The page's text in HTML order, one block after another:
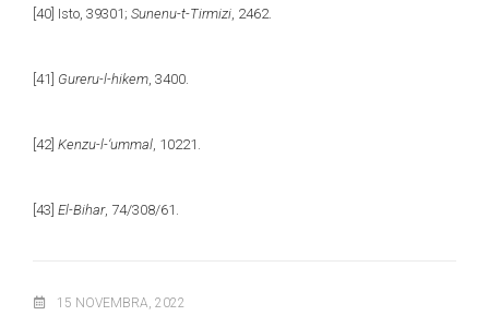
[40] Isto, 39301; Sunenu-t-Tirmizi , 2462.
[41] Gureru-l-hikem , 3400.
[42] Kenzu-l-‘ummal , 10221.
[43] El-Bihar, 74/308/61.
15 NOVEMBRA, 2022